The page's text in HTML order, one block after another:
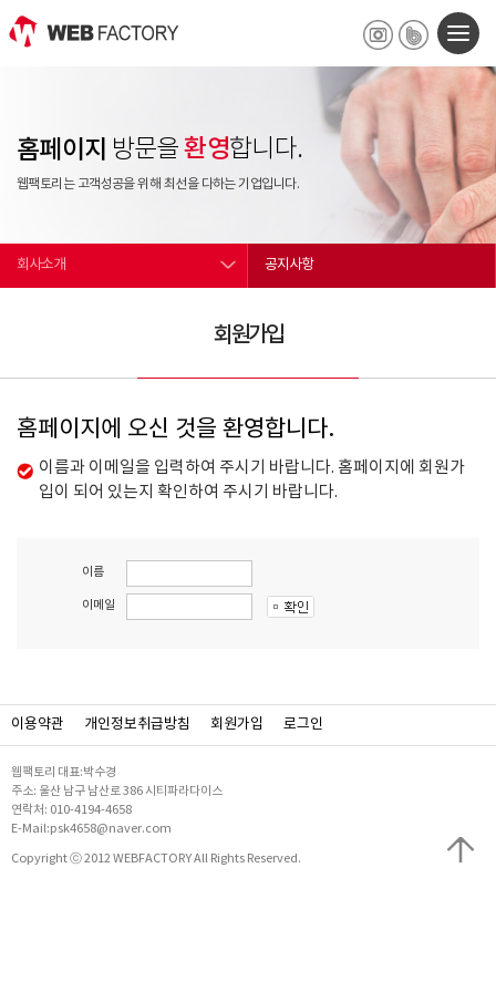
홈페이지 방문을환영합니다.
웹팩토리는 고객성공을 위해 최선을 다하는 기업입니다.
회사소개 공지사항
회원가입
홈페이지에 오신 것을 환영합니다.
이름과 이메일을 입력하여 주시기 바랍니다. 홈페이지에 회원가
입이 되어 있는지 확인하여 주시기 바랍니다.
이름
이메일
이용약관 개인정보취급방침 회원가입 로그인
웹팩토리 대표:박수경
주소: 울산 남구 남산로 386 시티파라다이스
연락처: 010-4194-4658
E-Mail:psk4658@naver.com
Copyright ⓒ 2012 WEBFACTORY All Rights Reserved.